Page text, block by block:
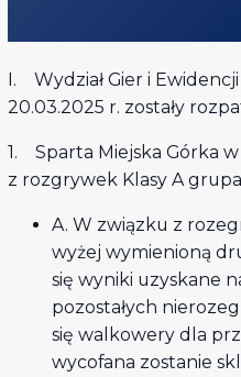
I. Wydział Gier i
20.03.2025 r. zostały
1. Sparta Miejska Górka
z rozgrywek Klasy A
A. W związku z
wyżej wymienioną
się wyniki uzyskane
pozostałych
się walkowery dla
wycofana zostanie